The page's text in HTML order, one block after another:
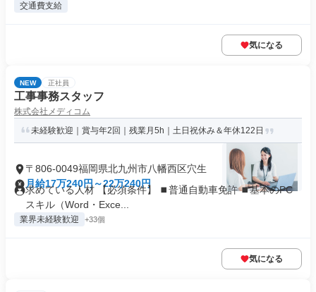
交通費支給
気になる
NEW 正社員
工事事務スタッフ
株式会社メディコム
未経験歓迎｜賞与年2回｜残業月5h｜土日祝休み＆年休122日
〒806-0049福岡県北九州市八幡西区穴生
月給17万240円～22万240円
求めている人材 【必須条件】 ⏹普通自動車免許 ⏹基本のPC
スキル（Word・Exce...
業界未経験歓迎 +33個
気になる